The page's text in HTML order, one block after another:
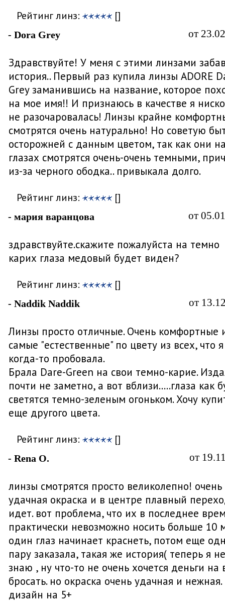
Рейтинг линз: []
- Dora Grey от
Здравствуйте! У меня с этими линзами
история.. Первый раз купила линзы ADORE
Grey заманившись на название, которое
на мое имя!! И признаюсь в качестве я
не разочаровалась! Линзы крайне
смотрятся очень натурально! Но советую
осторожней с данным цветом, так как они
глазах смотрятся очень-очень темными,
из-за черного ободка.. привыкала долго.
Рейтинг линз: []
- мария варанцова от
здравствуйте.скажите пожалуйста на темно
карих глаза медовый будет виден?
Рейтинг линз: []
- Naddik Naddik от
Линзы просто отличные. Очень комфортные
самые "естественные" по цвету из всех, что я
когда-то пробовала.
Брала Dare-Green на свои темно-карие.
почти не заметно, а вот вблизи.....глаза как
светятся темно-зеленым огоньком. Хочу
еще другого цвета.
Рейтинг линз: []
- Rena O. от
линзы смотрятся просто великолепно! очень
удачная окраска и в центре плавный
идет. вот проблема, что их в последнее
практически невозможно носить больше 10
один глаз начинает краснеть, потом еще
пару заказала, такая же история( теперь я не
знаю , ну что-то не очень хочется деньги на
бросать. но окраска очень удачная и нежная.
дизайн на 5+